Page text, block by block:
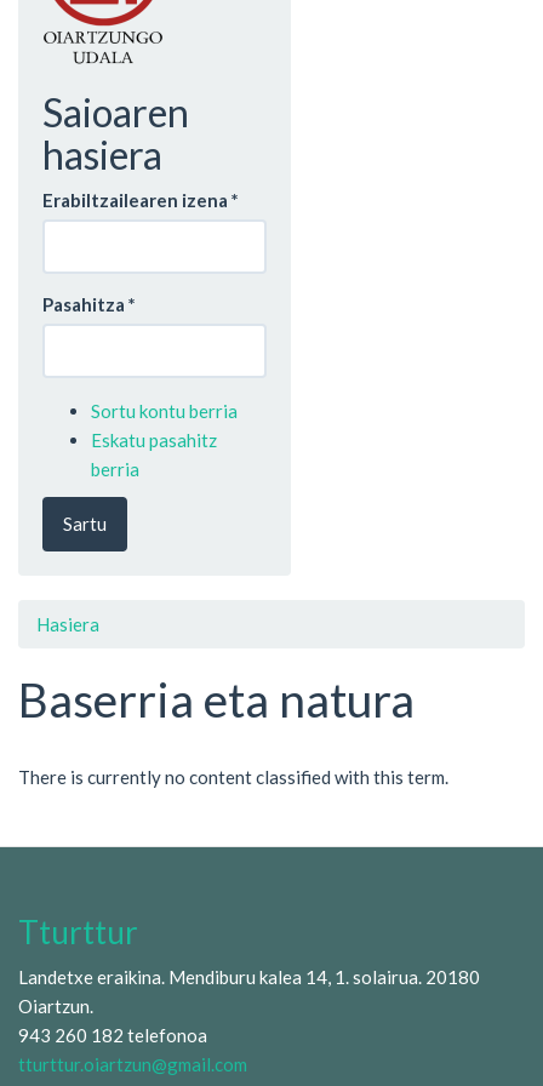
Saioaren
hasiera
Erabiltzailearen izena *
Pasahitza *
Sortu kontu berria
Eskatu pasahitz
berria
Sartu
Hasiera
Baserria eta natura
There is currently no content classified with this term.
Tturttur
Landetxe eraikina. Mendiburu kalea 14, 1. solairua. 20180
Oiartzun.
943 260 182 telefonoa
tturttur.oiartzun@gmail.com